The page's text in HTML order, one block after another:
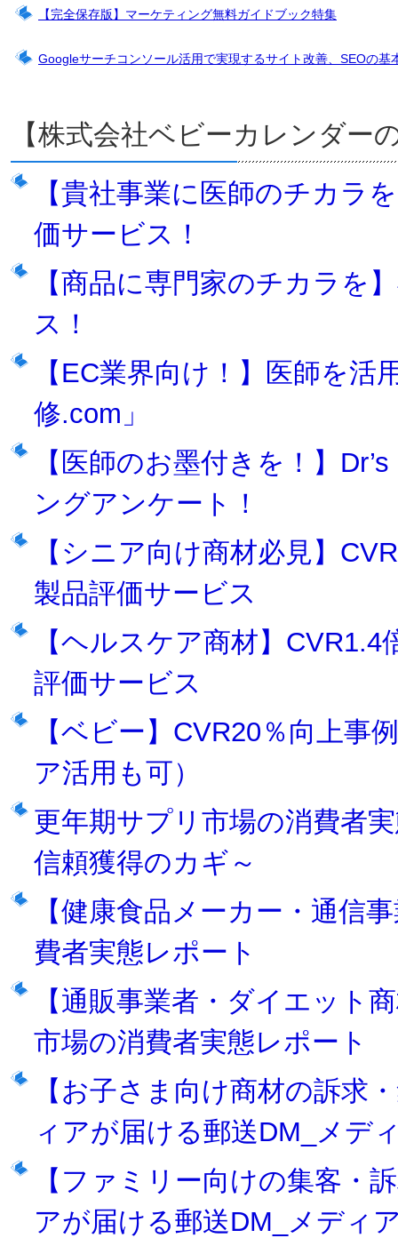
【完全保存版】マーケティング無料ガイドブック特集
Googleサーチコンソール活用で実現するサイト改善、SEOの
【株式会社ベビーカレンダー
【貴社事業に医師のチカラ
価サービス！
【商品に専門家のチカラを
ス！
【EC業界向け！】医師を
修.com」
【医師のお墨付きを！】
ングアンケート！
【シニア向け商材必見】
製品評価サービス
【ヘルスケア商材】
評価サービス
【ベビー】CVR20％向上事
ア活用も可）
更年期サプリ市場の消費者
信頼獲得のカギ～
【健康食品メーカー・通信
費者実態レポート
【通販事業者・ダイエット
市場の消費者実態レポート
【お子さま向け商材の訴求
ィアが届ける郵送DM_メデ
【ファミリー向けの集客・
アが届ける郵送DM_メディ